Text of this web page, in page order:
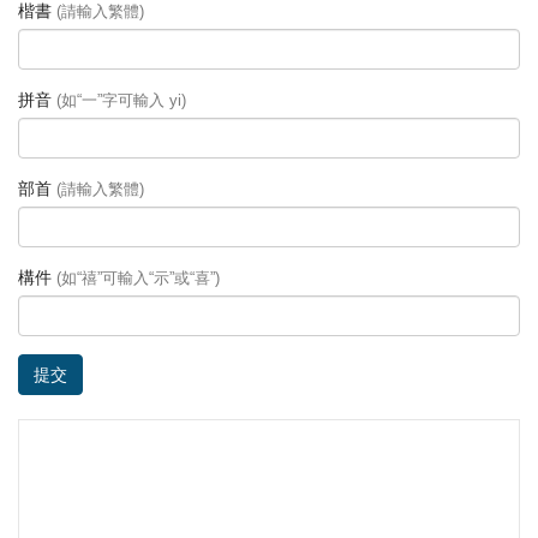
楷書 (請輸入繁體)
拼音 (如“一”字可輸入 yi)
部首 (請輸入繁體)
構件 (如“禧”可輸入“示”或“喜”)
提交